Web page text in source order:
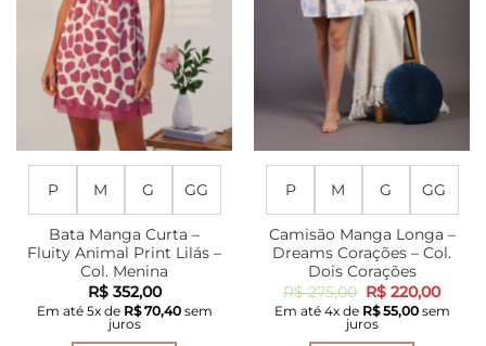
escolhidas
na
página
do
produto
escolhidas
página
do
produto
P M G GG
Bata Manga Curta –
Fluity Animal Print Lilás –
Col. Menina
R$352,00
Em até 5x de R$70,40sem
juros
P M G GG
Camisão Manga Longa –
Dreams Corações – Col.
Dois Corações
R$275,00 O
preço
original
era:
R$ 220,00O
preço
atual
Em até 4x de R$55,00sem
juros